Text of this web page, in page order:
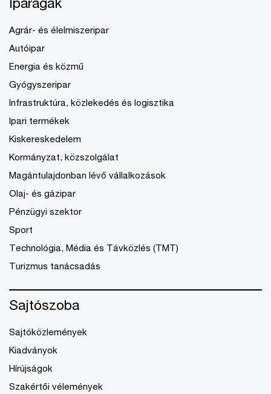
Agrár- és élelmiszeripar
Autóipar
Energia és közmű
Gyógyszeripar
Infrastruktúra, közlekedés és logisztika
Ipari termékek
Kiskereskedelem
Kormányzat, közszolgálat
Magántulajdonban lévő vállalkozások
Olaj- és gázipar
Pénzügyi szektor
Sport
Technológia, Média és Távközlés (TMT)
Turizmus tanácsadás
Sajtószoba
Sajtóközlemények
Kiadványok
Hírújságok
Szakértői vélemények